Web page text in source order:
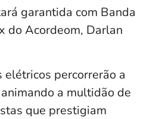
garantida com Banda
do Acordeom, Darlan
percorrerão a
a multidão de
que prestigiam